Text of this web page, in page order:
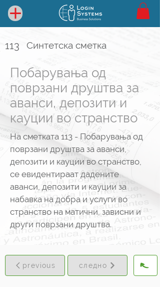
113 Синтетска сметка
Побарувања од
поврзани друштва за
аванси, депозити и
кауции во странство
На сметката 113 - Побарувања од
поврзани друштва за аванси,
депозити и кауции во странство,
се евидентираат дадените
аванси, депозити и кауции за
набавка на добра и услуги во
странство на матични, зависни и
други поврзани друштва.
previous следно